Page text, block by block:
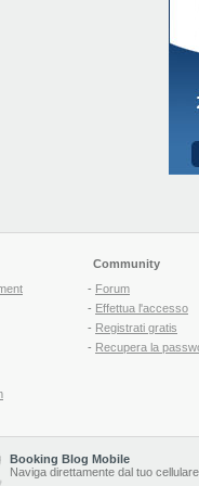
Community
- Forum
- Effettua l'accesso
- Registrati gratis
- Recupera la
Booking Blog Mobile
Naviga direttamente dal tuo cellulare